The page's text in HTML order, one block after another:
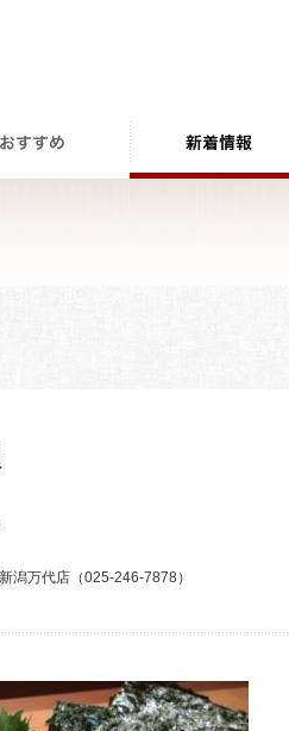
新潟万代店（025-246-7878）